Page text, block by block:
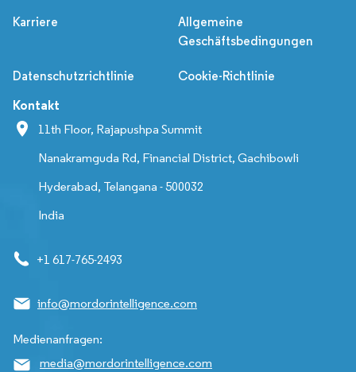
Karriere
Allgemeine
Geschäftsbedingungen
Datenschutzrichtlinie Cookie-Richtlinie
Kontakt
11th Floor, Rajapushpa Summit
Nanakramguda Rd, Financial District, Gachibowli
Hyderabad, Telangana - 500032
India
+1 617-765-2493
info@mordorintelligence.com
Medienanfragen:
media@mordorintelligence.com